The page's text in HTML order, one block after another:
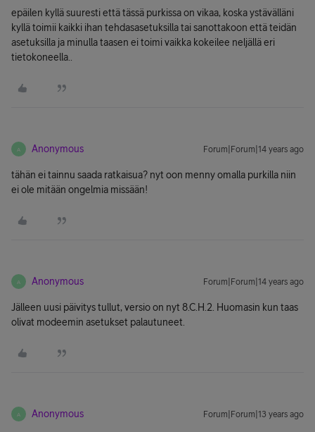
epäilen kyllä suuresti että tässä purkissa on vikaa, koska ystävälläni
kyllä toimii kaikki ihan tehdasasetuksilla tai sanottakoon että teidän
asetuksilla ja minulla taasen ei toimi vaikka kokeilee neljällä eri
tietokoneella..
A Anonymous Forum|Forum|14 years ago
tähän ei tainnu saada ratkaisua? nyt oon menny omalla purkilla niin
ei ole mitään ongelmia missään!
A Anonymous Forum|Forum|14 years ago
Jälleen uusi päivitys tullut, versio on nyt 8.C.H.2. Huomasin kun taas
olivat modeemin asetukset palautuneet.
A Anonymous Forum|Forum|13 years ago